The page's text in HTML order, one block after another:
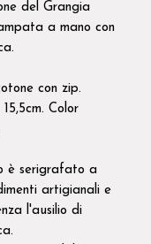
del Grangia
a mano con
con zip.
Color
è serigrafato a
artigianali e
l'ausilio di